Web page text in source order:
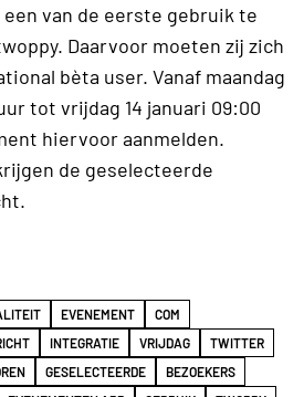
van de eerste gebruik te
Daarvoor moeten zij zich
bèta user. Vanaf maandag
tot vrijdag 14 januari 09:00
hiervoor aanmelden.
de geselecteerde
EVENEMENT
COM
INTEGRATIE VRIJDAG
TWITTER
GESELECTEERDE
BEZOEKERS